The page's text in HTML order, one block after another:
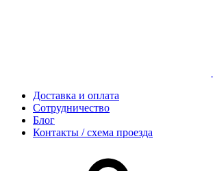
Доставка и оплата
Сотрудничество
Блог
Контакты / схема проезда